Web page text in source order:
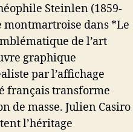
Steinlen (1859-
montmartroise dans *Le
de l’art
graphique
par l’affichage
français transforme
de masse. Julien Casiro
l’héritage